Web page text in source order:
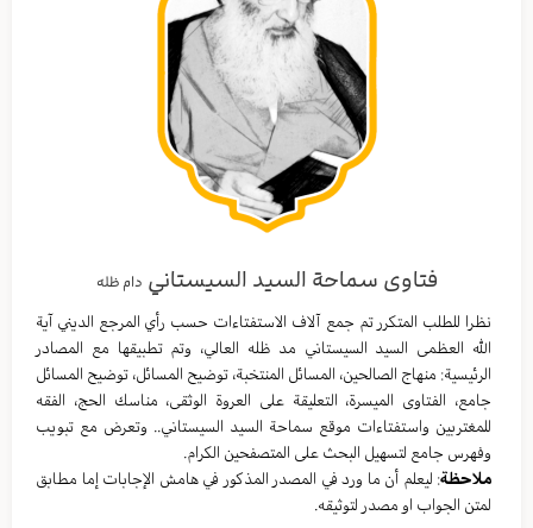
فتاوى سماحة السيد السيستاني دام ظله
نظرا للطلب المتكرر تم جمع آلاف الاستفتاءات حسب رأي المرجع الديني آية
الله العظمى السيد السيستاني مد ظله العالي، وتم تطبيقها مع المصادر
الرئيسية: منهاج الصالحين، المسائل المنتخبة، توضيح المسائل، توضيح المسائل
جامع، الفتاوى الميسرة، التعليقة على العروة الوثقى، مناسك الحج، الفقه
للمغتربين واستفتاءات موقع سماحة السيد السيستاني.. وتعرض مع تبويب
وفهرس جامع لتسهيل البحث على المتصفحين الكرام.
ملاحظة: ليعلم أن ما ورد في المصدر المذكور في هامش الإجابات إما مطابق
لمتن الجواب او مصدر لتوثيقه.